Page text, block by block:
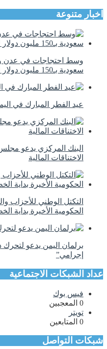
اخبار متنوعة
وسط احتجاجات في عدن
سعودية بـ150 مليون دولار لدعم الكهرباء
عيد الفطر المبارك في
البنك المركزي يدعو
الاختناقات المالية
التكتل الوطني للأحزاب
الحكومية الأخيرة بداية
برلمان اليمن يدعو
إجرامي”
عداد الشبكات الاجتماعية
فيس بوك
0 المعجبين
تويتر
0 المتابعين
شبكات التواصل